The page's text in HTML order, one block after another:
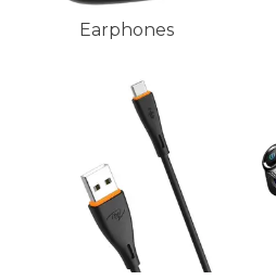
Earphones